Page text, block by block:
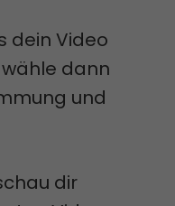
dein Video
dann
und
dir